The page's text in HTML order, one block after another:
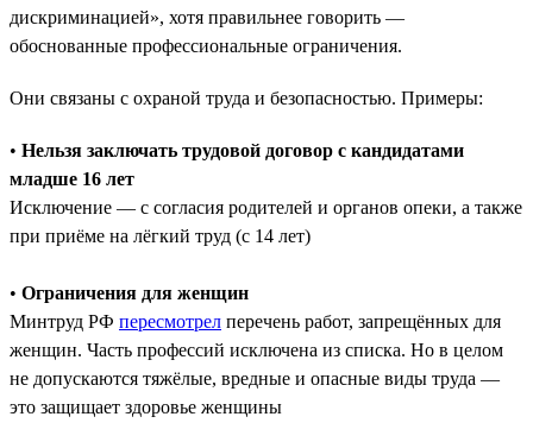
дискриминацией», хотя правильнее говорить —
обоснованные профессиональные ограничения.
Они связаны с охраной труда и безопасностью. Примеры:
• Нельзя заключать трудовой договор с кандидатами
младше 16 лет
Исключение — с согласия родителей и органов опеки, а также
при приёме на лёгкий труд (с 14 лет)
• Ограничения для женщин
Минтруд РФ пересмотрел перечень работ, запрещённых для
женщин. Часть профессий исключена из списка. Но в целом
не допускаются тяжёлые, вредные и опасные виды труда —
это защищает здоровье женщины